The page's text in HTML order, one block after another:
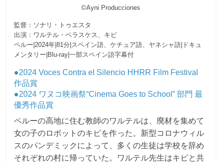
©Ayni Producciones
監督：ソナリ・トゥエスタ
出演：ワルテル・ベラスケス、キピ
ペルー|2024年|81分|スペイン語、ケチュア語、ヤネシャ語|ドキュ
メンタリー|Blu-ray|一部スペイン語字幕付
●2024 Voces Contra el Silencio HHRR Film Festival
作品賞
●2024 ワヌコ映画祭“Cinema Goes to School” 部門 最
優秀作品賞
ペルーの高地に住む教師のワルテルは、廃材を集めて
女の子のロボットのキピを作った。新型コロナウィル
スのパンデミックによって、多くの生徒は学校を辞め
それぞれの村に帰っていた。ワルテル先生はキピと共